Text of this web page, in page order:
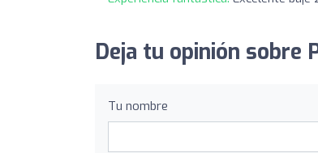
Deja tu opinión sobre
Tu nombre